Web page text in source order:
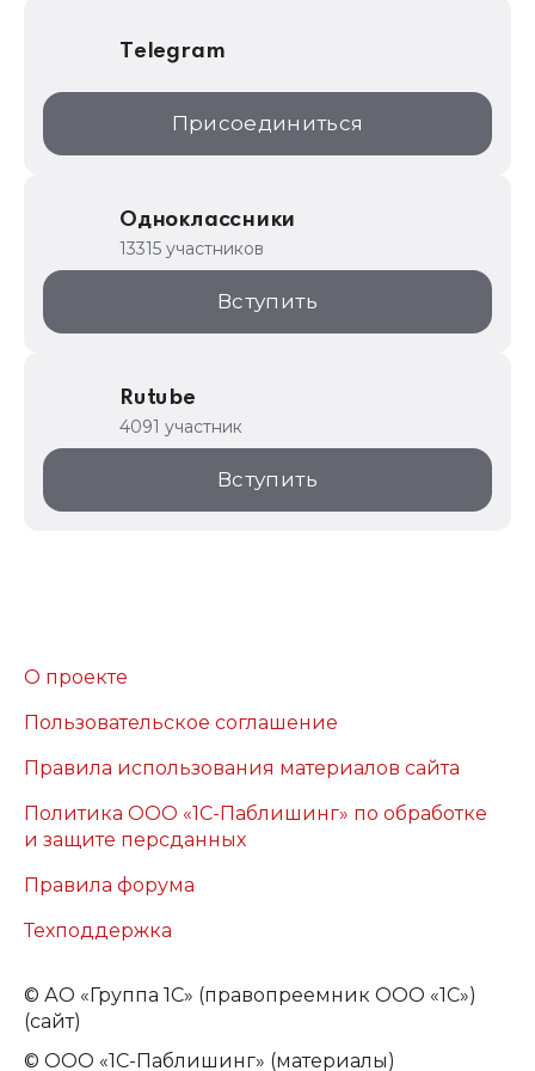
Telegram
Присоединиться
Одноклассники
13315 участников
Вступить
Rutube
4091 участник
Вступить
О проекте
Пользовательское соглашение
Правила использования материалов сайта
Политика ООО «1С-Паблишинг» по обработке
и защите персданных
Правила форума
Техподдержка
© АО «Группа 1С» (правопреемник ООО «1С»)
(сайт)
© ООО «1С-Паблишинг» (материалы)